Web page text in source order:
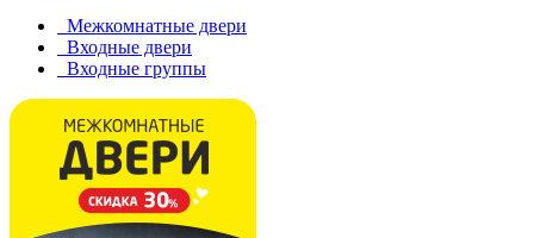
Межкомнатные двери
Входные двери
Входные группы